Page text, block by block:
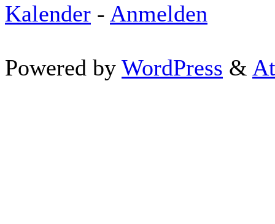
Kalender - Anmelden
Powered by WordPress &